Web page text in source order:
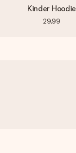
Kinder Hoodie
29,99